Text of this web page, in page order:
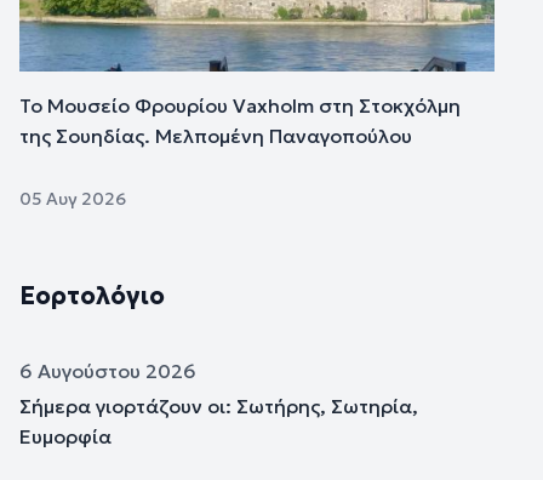
Το Μουσείο Φρουρίου Vaxholm στη Στοκχόλμη
της Σουηδίας. Μελπομένη Παναγοπούλου
05 Αυγ 2026
Εορτολόγιο
6 Αυγούστου 2026
Σήμερα γιορτάζουν οι: Σωτήρης, Σωτηρία,
Ευμορφία